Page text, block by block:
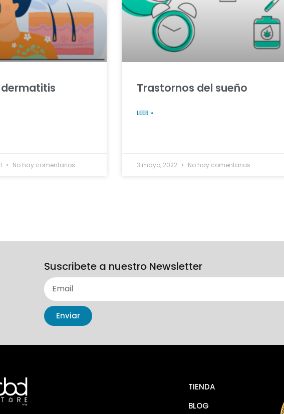
dermatitis
No hay comentarios
Trastornos del sueño
LEER »
3 mayo, 2022 No hay comentarios
Suscribete a nuestro Newsletter
Enviar
TIENDA
BLOG